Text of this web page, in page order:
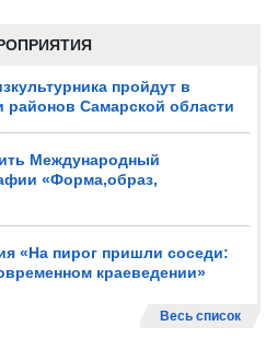
пройдут в
Самарской области
Международный
«Форма,образ,
«На пирог пришли соседи:
краеведении»
Весь список